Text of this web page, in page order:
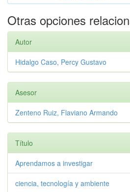
Otras opciones
Autor
Hidalgo Caso, Percy Gustavo
Asesor
Zenteno Ruiz, Flaviano Armando
Título
Aprendamos a investigar
ciencia, tecnología y ambiente